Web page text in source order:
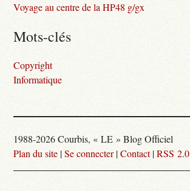
Voyage au centre de la HP48 g/gx
Mots-clés
Copyright
Informatique
1988-2026 Courbis, « LE » Blog Officiel
Plan du site |Se connecter|Contact|RSS 2.0